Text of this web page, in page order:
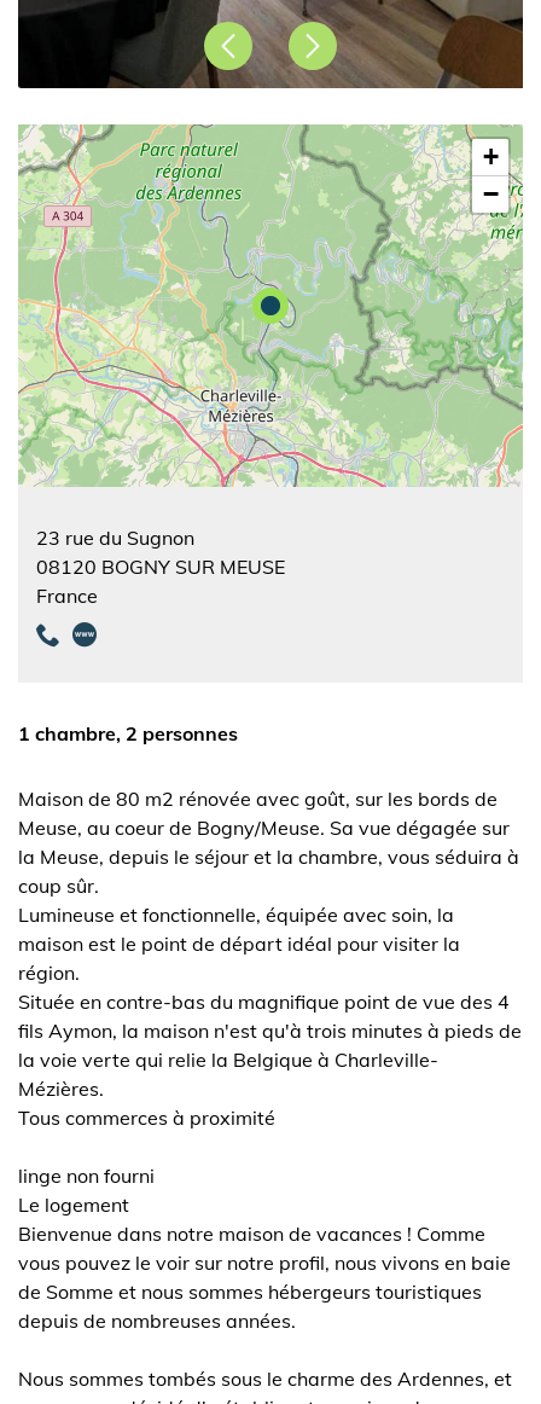
PrécédentSuivant
+
−
23 rue du Sugnon
08120 BOGNY SUR MEUSE
France
1 chambre, 2 personnes
Maison de 80 m2 rénovée avec goût, sur les bords de
Meuse, au coeur de Bogny/Meuse. Sa vue dégagée sur
la Meuse, depuis le séjour et la chambre, vous séduira à
coup sûr.
Lumineuse et fonctionnelle, équipée avec soin, la
maison est le point de départ idéal pour visiter la
région.
Située en contre-bas du magnifique point de vue des 4
fils Aymon, la maison n'est qu'à trois minutes à pieds de
la voie verte qui relie la Belgique à Charleville-
Mézières.
Tous commerces à proximité
linge non fourni
Le logement
Bienvenue dans notre maison de vacances ! Comme
vous pouvez le voir sur notre profil, nous vivons en baie
de Somme et nous sommes hébergeurs touristiques
depuis de nombreuses années.
Nous sommes tombés sous le charme des Ardennes, et